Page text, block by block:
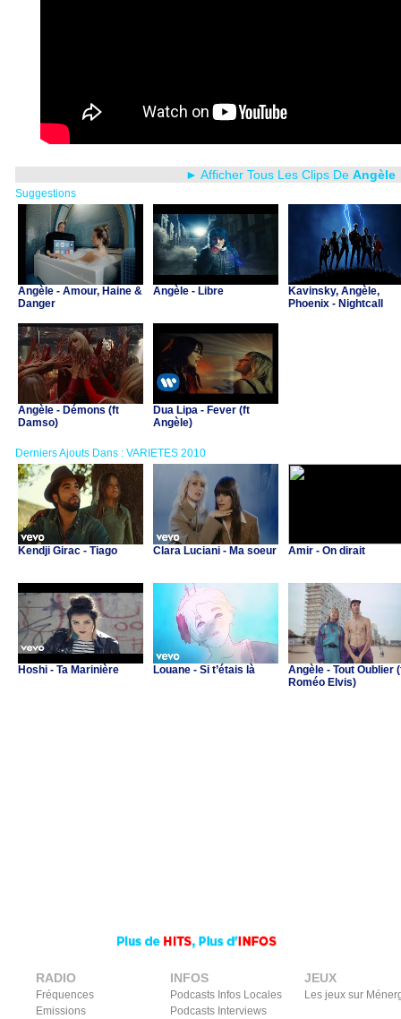
► Afficher Tous Les Clips De Angèle
Suggestions
Angèle - Amour, Haine &
Danger
Angèle - Libre
Kavinsky, Angèle,
Phoenix - Nightcall
Angèle - Démons (ft
Damso)
Dua Lipa - Fever (ft
Angèle)
Derniers Ajouts Dans : VARIETES 2010
Kendji Girac - Tiago Clara Luciani - Ma soeur Amir - On dirait
Hoshi - Ta Marinière Louane - Si t’étais là
Angèle - Tout Oublier
Roméo Elvis)
RADIO
Fréquences
Emissions
INFOS
Podcasts Infos Locales
Podcasts Interviews
JEUX
Les jeux sur